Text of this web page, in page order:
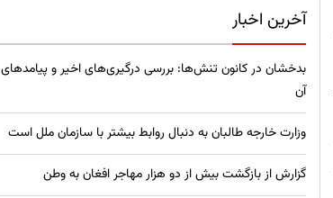
آخرین اخبار
بدخشان در کانون تنش‌ها: بررسی درگیری‌های اخیر و پیامدهای
آن
وزارت خارجه طالبان به دنبال روابط بیشتر با سازمان ملل است
گزارش از بازگشت بیش از دو هزار مهاجر افغان به وطن